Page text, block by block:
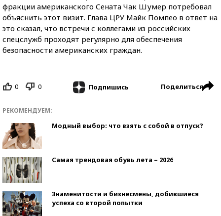
фракции американского Сената Чак Шумер потребовал
объяснить этот визит. Глава ЦРУ Майк Помпео в ответ на
это сказал, что встречи с коллегами из российских
спецслужб проходят регулярно для обеспечения
безопасности американских граждан.
0 0 Подпишись Поделиться
РЕКОМЕНДУЕМ:
Модный выбор: что взять с собой в отпуск?
Самая трендовая обувь лета – 2026
Знаменитости и бизнесмены, добившиеся
успеха со второй попытки